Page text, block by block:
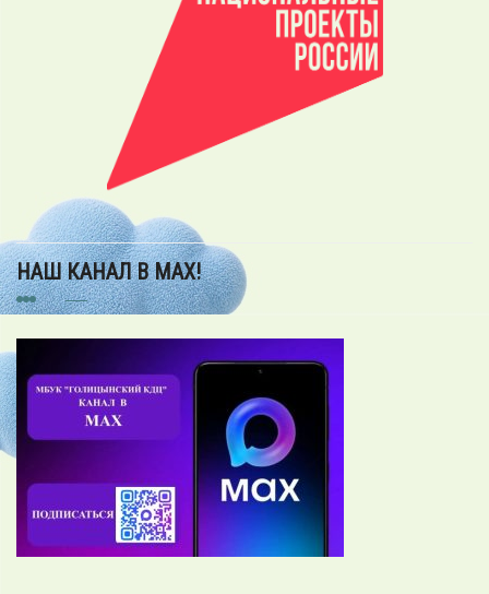
НАШ КАНАЛ В MAX!